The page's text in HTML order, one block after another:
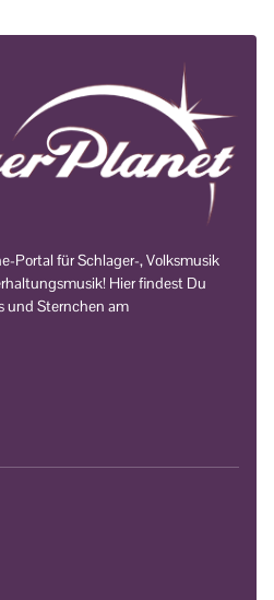
Portal für Schlager-, Volksmusik
Hier findest Du
und Sternchen am